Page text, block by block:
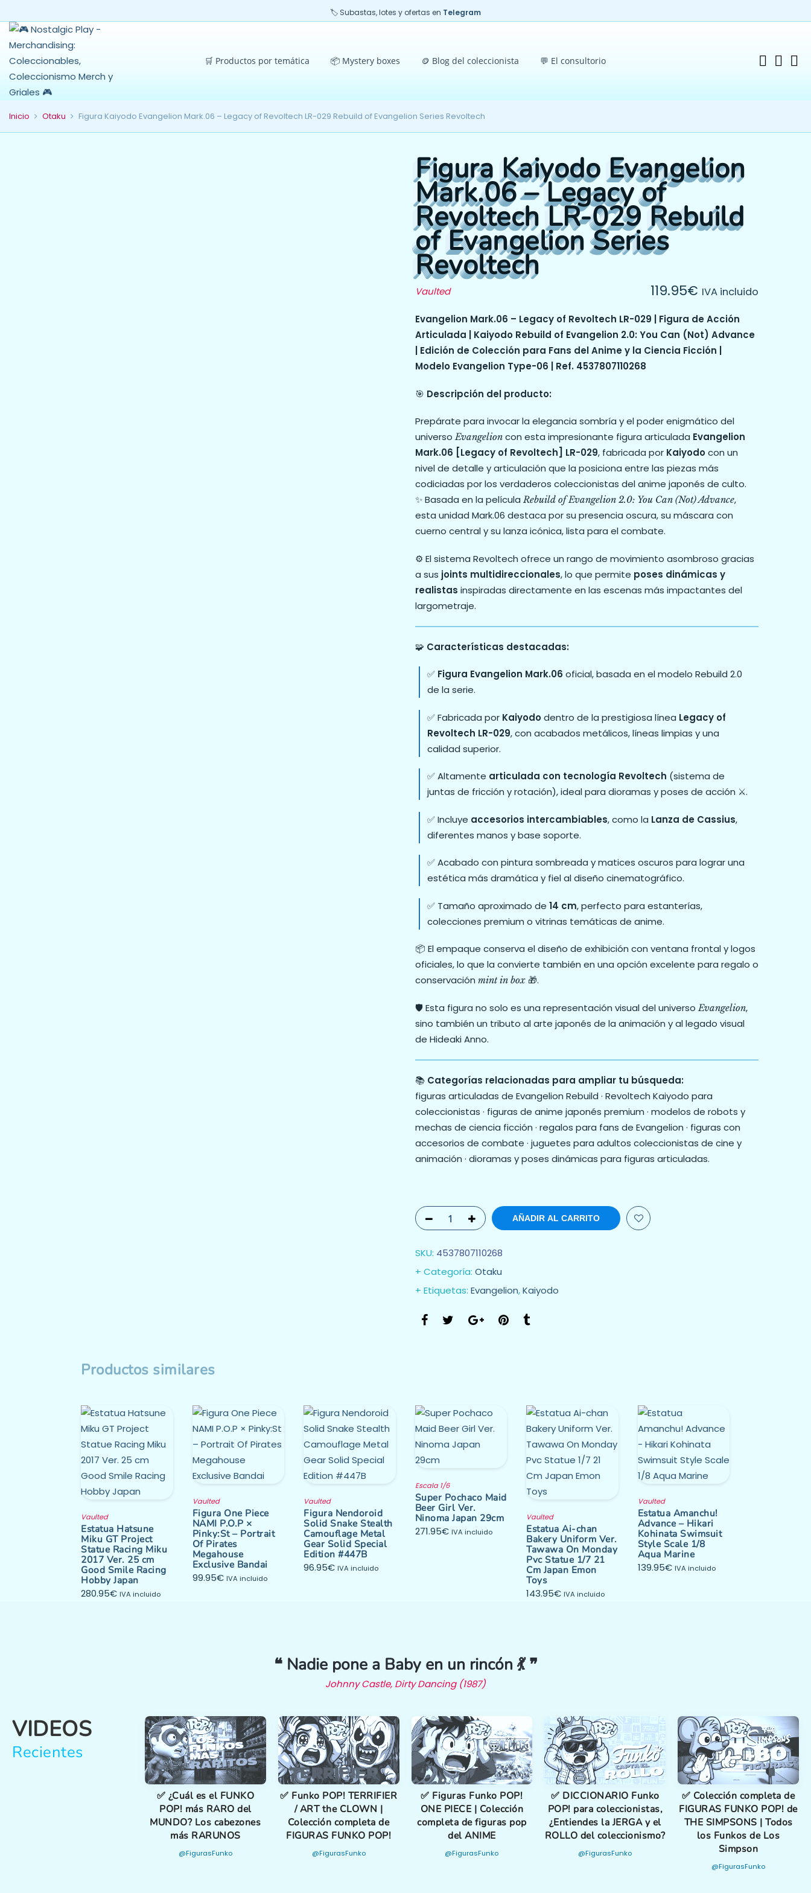
🏷️ Subastas, lotes y ofertas en Telegram
🛒 Productos por temática 📦 Mystery boxes 🪙 Blog del coleccionista 💬 El consultorio
Inicio Otaku Figura Kaiyodo Evangelion Mark.06 – Legacy of Revoltech LR-029 Rebuild of Evangelion Series Revoltech
Figura Kaiyodo Evangelion
Mark.06 – Legacy of
Revoltech LR-029 Rebuild
of Evangelion Series
Revoltech
Vaulted 119.95€ IVA incluido
Evangelion Mark.06 – Legacy of Revoltech LR-029 | Figura de Acción
Articulada | Kaiyodo Rebuild of Evangelion 2.0: You Can (Not) Advance
| Edición de Colección para Fans del Anime y la Ciencia Ficción |
Modelo Evangelion Type-06 | Ref. 4537807110268
🎯 Descripción del producto:
Prepárate para invocar la elegancia sombría y el poder enigmático del
universoEvangelion con esta impresionante figura articulada Evangelion
Mark.06 [Legacy of Revoltech] LR-029, fabricada por Kaiyodocon un
nivel de detalle y articulación que la posiciona entre las piezas más
codiciadas por los verdaderos coleccionistas del anime japonés de culto.
✨ Basada en la película Rebuild of Evangelion 2.0: You Can (Not) Advance,
esta unidad Mark.06 destaca por su presencia oscura, su máscara con
cuerno central y su lanza icónica, lista para el combate.
⚙️ El sistema Revoltech ofrece un rango de movimiento asombroso gracias
a sus joints multidireccionales, lo que permite poses dinámicas y
realistas inspiradas directamente en las escenas más impactantes del
largometraje.
🧩 Características destacadas:
✅ Figura Evangelion Mark.06 oficial, basada en el modelo Rebuild 2.0
de la serie.
✅ Fabricada por Kaiyododentro de la prestigiosa línea Legacy of
Revoltech LR-029, con acabados metálicos, líneas limpias y una
calidad superior.
✅ Altamente articulada con tecnología Revoltech (sistema de
juntas de fricción y rotación), ideal para dioramas y poses de acción ⚔️.
✅ Incluye accesorios intercambiables, como la Lanza de Cassius,
diferentes manos y base soporte.
✅ Acabado con pintura sombreada y matices oscuros para lograr una
estética más dramática y fiel al diseño cinematográfico.
✅ Tamaño aproximado de 14 cm, perfecto para estanterías,
colecciones premium o vitrinas temáticas de anime.
📦 El empaque conserva el diseño de exhibición con ventana frontal y logos
oficiales, lo que la convierte también en una opción excelente para regalo o
conservación mint in box 🎁.
🛡️ Esta figura no solo es una representación visual del universoEvangelion,
sino también un tributo al arte japonés de la animación y al legado visual
de Hideaki Anno.
📚 Categorías relacionadas para ampliar tu búsqueda:
figuras articuladas de Evangelion Rebuild · Revoltech Kaiyodo para
coleccionistas · figuras de anime japonés premium · modelos de robots y
mechas de ciencia ficción · regalos para fans de Evangelion · figuras con
accesorios de combate · juguetes para adultos coleccionistas de cine y
animación · dioramas y poses dinámicas para figuras articuladas.
AÑADIR AL CARRITO
SKU: 4537807110268
Categoría: Otaku
Etiquetas: Evangelion,Kaiyodo
Productos similares
Vaulted
Estatua Hatsune
Miku GT Project
Statue Racing Miku
2017 Ver. 25 cm
Good Smile Racing
Hobby Japan
280.95€ IVA incluido
Vaulted
Figura One Piece
NAMI P.O.P ×
Pinky:St – Portrait
Of Pirates
Megahouse
Exclusive Bandai
99.95€ IVA incluido
Vaulted
Figura Nendoroid
Solid Snake Stealth
Camouflage Metal
Gear Solid Special
Edition #447B
96.95€ IVA incluido
Escala 1/6
Super Pochaco Maid
Beer Girl Ver.
Ninoma Japan 29cm
271.95€ IVA incluido
Vaulted
Estatua Ai-chan
Bakery Uniform Ver.
Tawawa On Monday
Pvc Statue 1/7 21
Cm Japan Emon
Toys
143.95€ IVA incluido
Vaulted
Estatua Amanchu!
Advance – Hikari
Kohinata Swimsuit
Style Scale 1/8
Aqua Marine
139.95€ IVA incluido
❝ Nadie pone a Baby en un rincón 💃 ❞
Johnny Castle, Dirty Dancing (1987)
VIDEOS
Recientes
✅ ¿Cuál es el FUNKO
POP! más RARO del
MUNDO? Los cabezones
más RARUNOS
@FigurasFunko
✅ Funko POP! TERRIFIER
/ ART the CLOWN |
Colección completa de
FIGURAS FUNKO POP!
@FigurasFunko
✅ Figuras Funko POP!
ONE PIECE | Colección
completa de figuras pop
del ANIME
@FigurasFunko
✅ DICCIONARIO Funko
POP! para coleccionistas,
¿Entiendes la JERGA y el
ROLLO del coleccionismo?
@FigurasFunko
✅ Colección completa de
FIGURAS FUNKO POP! de
THE SIMPSONS | Todos
los Funkos de Los
Simpson
@FigurasFunko